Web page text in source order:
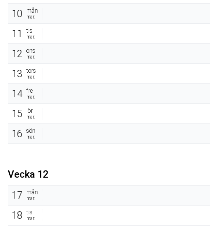
10
mån
mar.
11 tis
mar.
12 ons
mar.
13 tors
mar.
14 fre
mar.
15 lör
mar.
16 sön
mar.
Vecka 12
17
mån
mar.
18 tis
mar.